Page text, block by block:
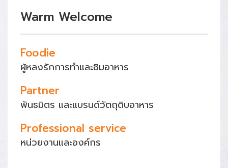
Warm Welcome
Foodie
ผู้หลงรักการทำและชิมอาหาร
Partner
พันธมิตร และแบรนด์วัตถุดิบอาหาร
Professional service
หน่วยงานและองค์กร